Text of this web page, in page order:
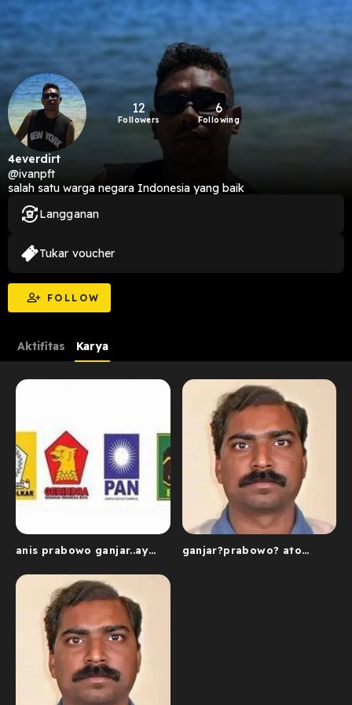
12
Followers
6
Following
4everdirt
@ivanpft
salah satu warga negara Indonesia yang baik
FOLLOW
Langganan
Tukar voucher
Aktifitas Karya
anis prabowo ganjar..ayo
ganjar?prabowo? ato